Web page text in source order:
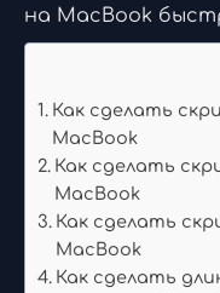
на MacBook
Как сделать
MacBook
Как сделать
MacBook
Как сделать
MacBook
Как сделать